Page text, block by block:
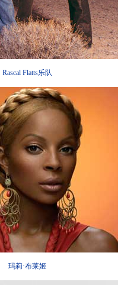
Rascal Flatts乐队
玛莉·布莱姬